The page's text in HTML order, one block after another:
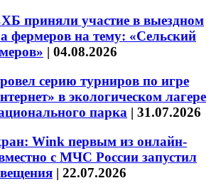
приняли участие в выездном
фермеров на тему: «Сельский
| 04.08.2026
серию турниров по игре
в экологическом лагере
парка | 31.07.2026
Wink первым из онлайн-
с МЧС России запустил
| 22.07.2026